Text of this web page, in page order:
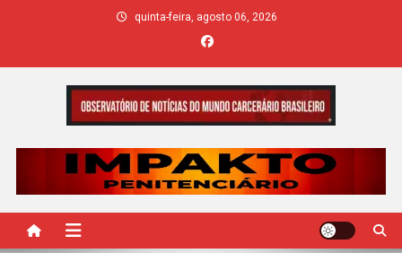
quinta-feira, agosto 06, 2026
IMPAKTO